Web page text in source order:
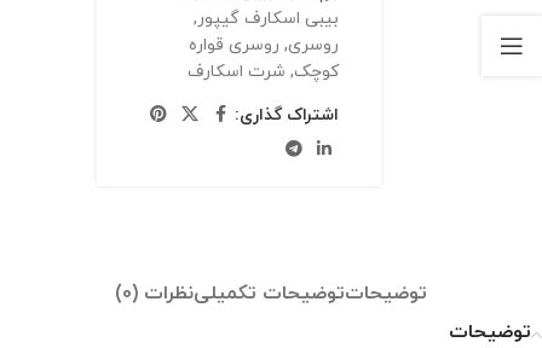
بیبی اسکارف گیپور,
روسری, روسری قواره
کوچک, شرت اسکارف
اشتراک گذاری:
توضیحاتتوضیحات تکمیلینظرات (0)
توضیحات